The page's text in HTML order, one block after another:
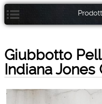
Giubbotto
Indiana